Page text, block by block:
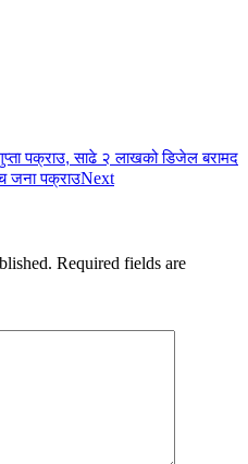
पक्राउ, साढे २ लाखको डिजेल बरामद
जना पक्राउNext
Required fields are